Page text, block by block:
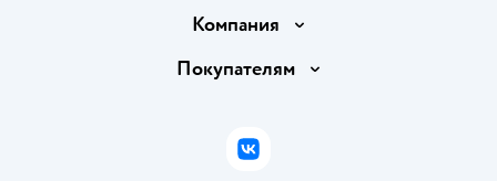
Доставка и оплата
Правила продажи
Политика использования файлов cookie
Компания
Вакансии
Покупателям
Бонусные карты
ВКонтакте